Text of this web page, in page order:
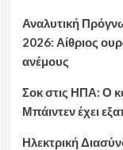
Αναλυτική
2026: Αίθριος
ανέμους
Σοκ στις ΗΠΑ: Ο
Μπάιντεν έχει
Ηλεκτρική